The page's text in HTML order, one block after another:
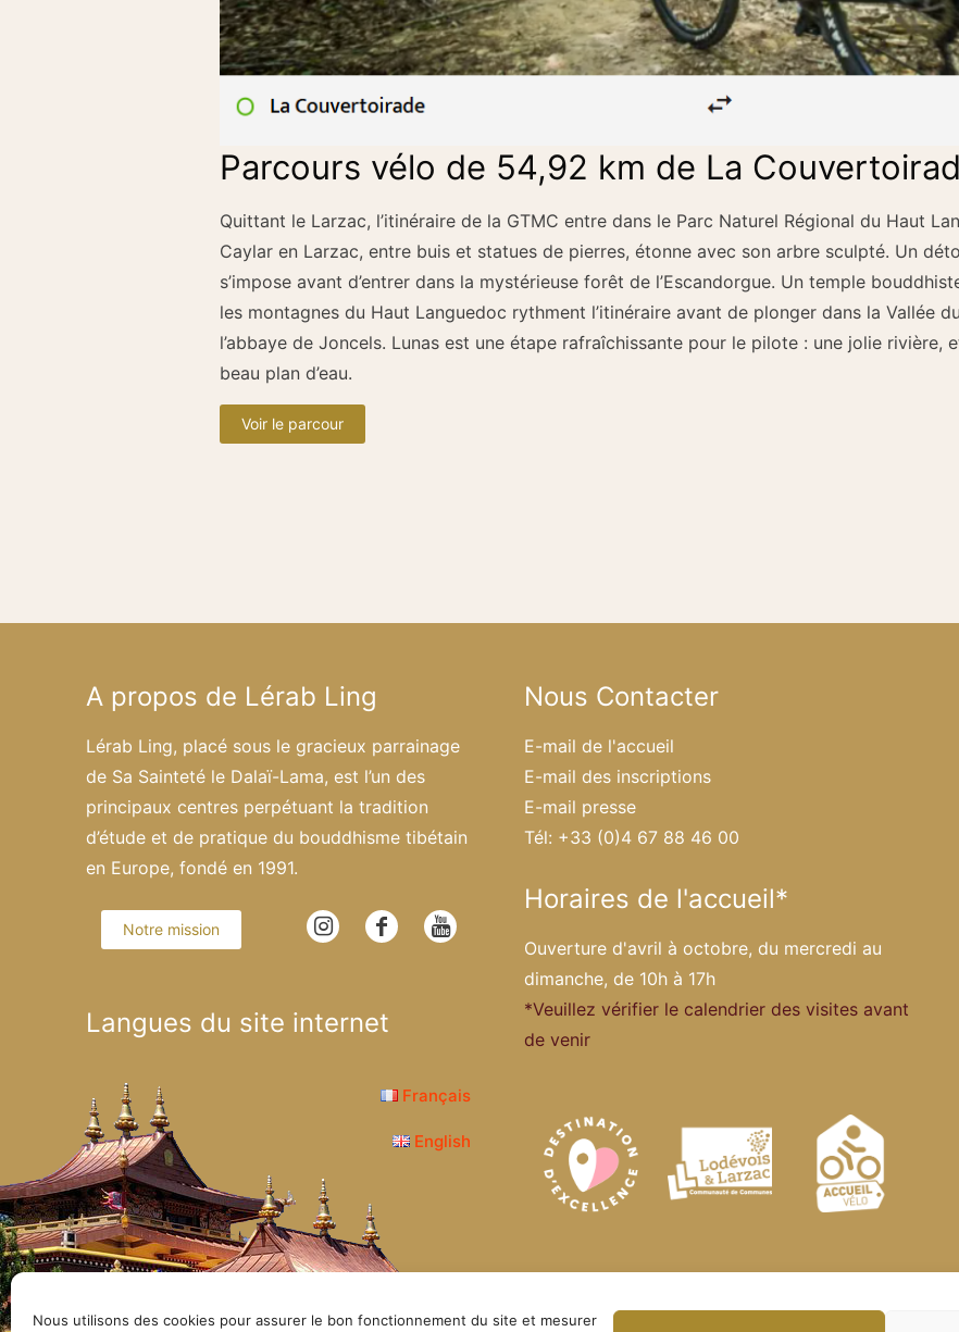
Nous utilisons des cookies pour assurer le bon fonctionnement du site et mesurer
Parcours vélo de 54,92 km de La
Quittant le Larzac, l’itinéraire de la GTMC entre dans le Parc Naturel Régional du Haut
Caylar en Larzac, entre buis et statues de pierres, étonne avec son arbre sculpté. Un
s’impose avant d’entrer dans la mystérieuse forêt de l’Escandorgue. Un temple
les montagnes du Haut Languedoc rythment l’itinéraire avant de plonger dans la Vallée
l’abbaye de Joncels. Lunas est une étape rafraîchissante pour le pilote : une jolie rivière,
beau plan d’eau.
Voir le parcour
A propos de Lérab Ling
Lérab Ling, placé sous le gracieux parrainage
de Sa Sainteté le Dalaï-Lama, est l’un des
principaux centres perpétuant la tradition
d’étude et de pratique du bouddhisme tibétain
en Europe, fondé en 1991.
Notre mission
Langues du site internet
Français
English
Nous Contacter
E-mail de l'accueil
E-mail des inscriptions
E-mail presse
Tél: +33 (0)4 67 88 46 00
Horaires de l'accueil*
Ouverture d'avril à octobre, du mercredi au
dimanche, de 10h à 17h
*Veuillez vérifier le calendrier des visites avant
de venir